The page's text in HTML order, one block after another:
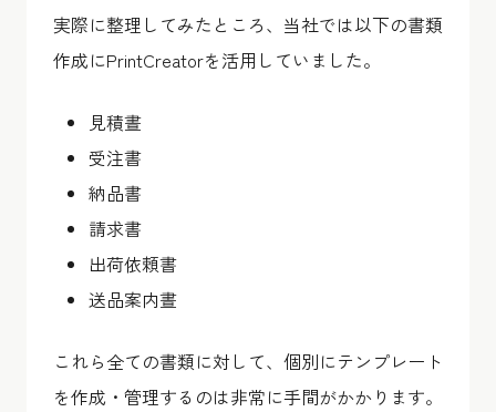
実際に整理してみたところ、当社では以下の書類
作成にPrintCreatorを活用していました。
見積晝
受注書
納品書
請求書
出荷依頼書
送品案内晝
これら全ての書類に対して、個別にテンプレート
を作成・管理するのは非常に手間がかかります。